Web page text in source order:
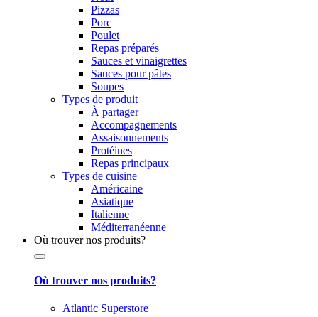
Pizzas
Porc
Poulet
Repas préparés
Sauces et vinaigrettes
Sauces pour pâtes
Soupes
Types de produit
À partager
Accompagnements
Assaisonnements
Protéines
Repas principaux
Types de cuisine
Américaine
Asiatique
Italienne
Méditerranéenne
Où trouver nos produits?
Où trouver nos produits?
Atlantic Superstore